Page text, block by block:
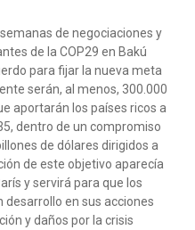
de negociaciones y
de la COP29 en Bakú
para fijar la nueva meta
serán, al menos, 300.000
aportarán los países ricos a
dentro de un compromiso
de dólares dirigidos a
de este objetivo aparecía
y servirá para que los
desarrollo en sus acciones
y daños por la crisis